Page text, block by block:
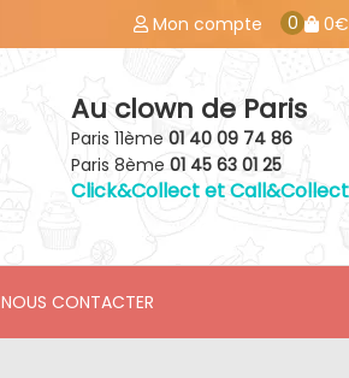
Mon compte 0 0€
Au clown de Paris
Paris 11ème 01 40 09 74 86
Paris 8ème 01 45 63 01 25
Click&Collect et Call&Collect
NOUS CONTACTER